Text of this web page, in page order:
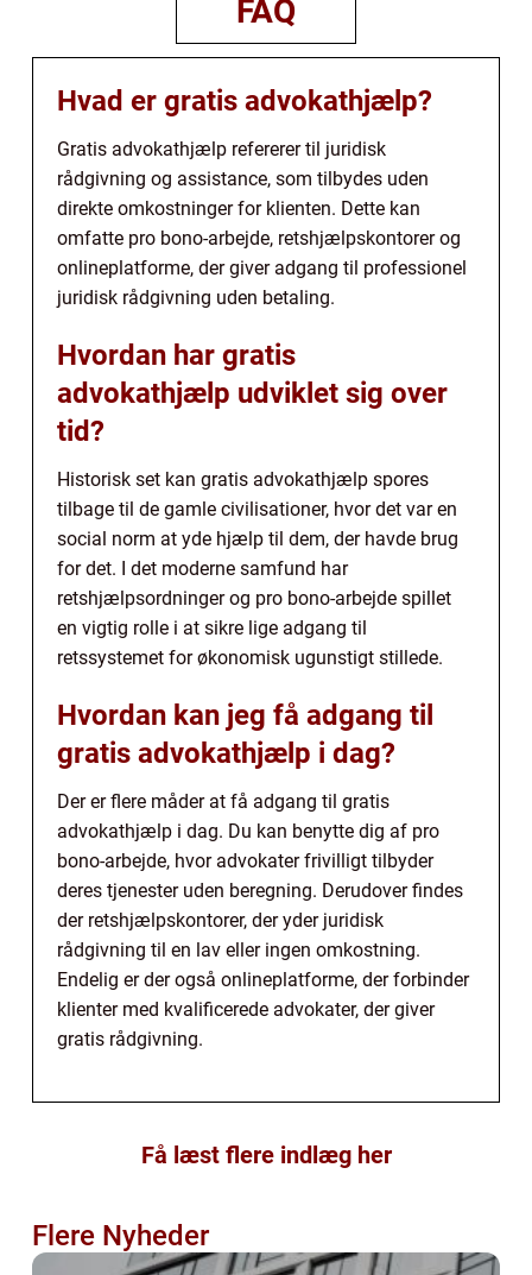
FAQ
Hvad er gratis advokathjælp?
Gratis advokathjælp refererer til juridisk
rådgivning og assistance, som tilbydes uden
direkte omkostninger for klienten. Dette kan
omfatte pro bono-arbejde, retshjælpskontorer og
onlineplatforme, der giver adgang til professionel
juridisk rådgivning uden betaling.
Hvordan har gratis
advokathjælp udviklet sig over
tid?
Historisk set kan gratis advokathjælp spores
tilbage til de gamle civilisationer, hvor det var en
social norm at yde hjælp til dem, der havde brug
for det. I det moderne samfund har
retshjælpsordninger og pro bono-arbejde spillet
en vigtig rolle i at sikre lige adgang til
retssystemet for økonomisk ugunstigt stillede.
Hvordan kan jeg få adgang til
gratis advokathjælp i dag?
Der er flere måder at få adgang til gratis
advokathjælp i dag. Du kan benytte dig af pro
bono-arbejde, hvor advokater frivilligt tilbyder
deres tjenester uden beregning. Derudover findes
der retshjælpskontorer, der yder juridisk
rådgivning til en lav eller ingen omkostning.
Endelig er der også onlineplatforme, der forbinder
klienter med kvalificerede advokater, der giver
gratis rådgivning.
Få læst flere indlæg her
Flere Nyheder